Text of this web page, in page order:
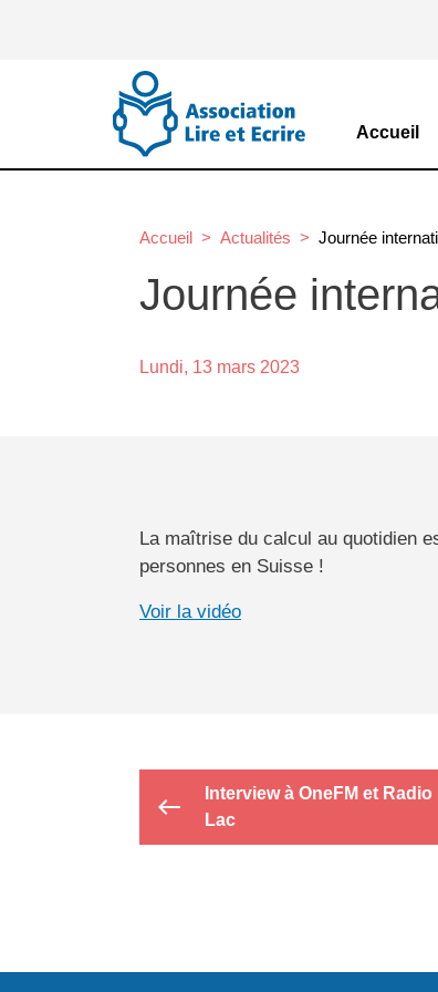
Main
Accueil
Accueil Actualités Journée
Journée
Lundi, 13 mars 2023
La maîtrise du calcul au quotidien
personnes en Suisse !
Voir la vidéo
west
Interview à OneFM et Radio
Lac